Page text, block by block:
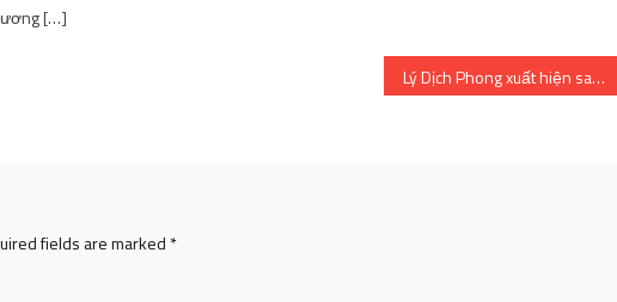
[…]
Lý Dịch Phong xuất hiện sau khi bị bắt vì mua dâm
fields are marked *